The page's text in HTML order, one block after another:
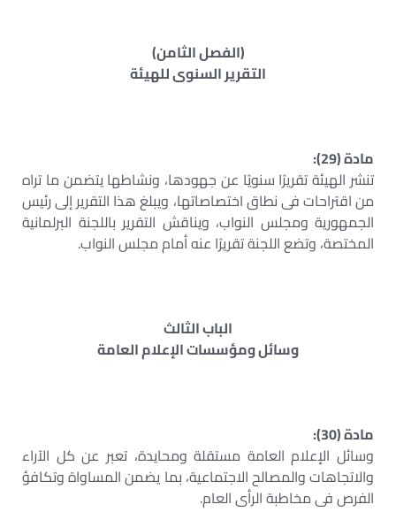
(الفصل الثامن)
التقرير السنوى للهيئة
مادة (29):
تنشر الهيئة تقريرًا سنويًا عن جهودها، ونشاطها يتضمن ما تراه
من اقتراحات فى نطاق اختصاصاتها، ويبلغ هذا التقرير إلى رئيس
الجمهورية ومجلس النواب، ويناقش التقرير باللجنة البرلمانية
المختصة، وتضع اللجنة تقريرًا عنه أمام مجلس النواب.
الباب الثالث
وسائل ومؤسسات الإعلام العامة
مادة (30):
وسائل الإعلام العامة مستقلة ومحايدة، تعبر عن كل الآراء
والاتجاهات والمصالح الاجتماعية، بما يضمن المساواة وتكافؤ
الفرص فى مخاطبة الرأى العام.